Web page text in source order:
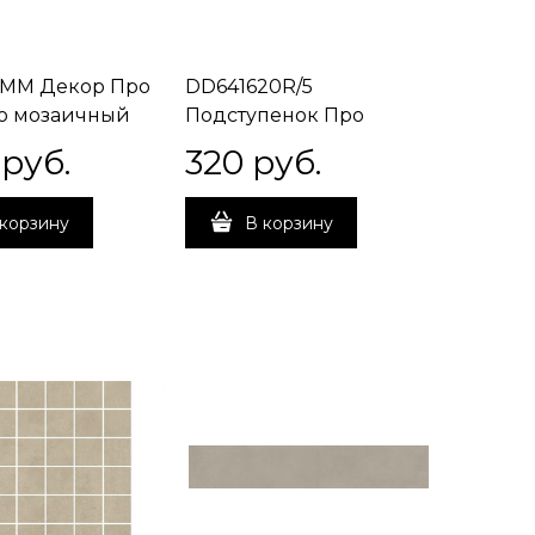
MM Декор Про
мозаичный
руб.
DD641620R/5
Подступенок Про
Чементо серый
матовый 60x10,7x0,9
320 руб.
В корзину